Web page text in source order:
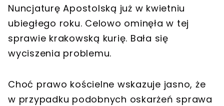
Nuncjaturę Apostolską już w kwietniu
ubiegłego roku. Celowo ominęła w tej
sprawie krakowską kurię. Bała się
wyciszenia problemu.
Choć prawo kościelne wskazuje jasno, że
w przypadku podobnych oskarżeń sprawa